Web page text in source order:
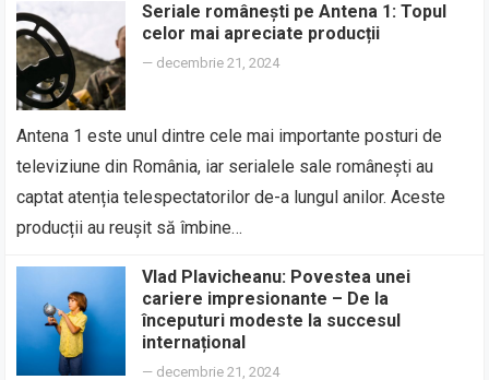
Seriale românești pe Antena 1: Topul
celor mai apreciate producții
— decembrie 21, 2024
Antena 1 este unul dintre cele mai importante posturi de
televiziune din România, iar serialele sale românești au
captat atenția telespectatorilor de-a lungul anilor. Aceste
producții au reușit să îmbine…
Vlad Plavicheanu: Povestea unei
cariere impresionante – De la
începuturi modeste la succesul
internațional
— decembrie 21, 2024